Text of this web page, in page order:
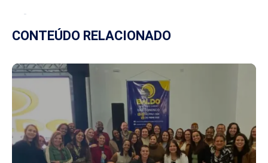
CONTEÚDO RELACIONADO